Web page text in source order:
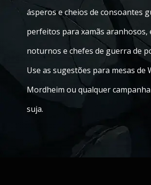
ásperos e cheios de consoantes
perfeitos para xamãs aranhosos,
noturnos e chefes de guerra de
Use as sugestões para mesas de
Mordheim ou qualquer
suja.